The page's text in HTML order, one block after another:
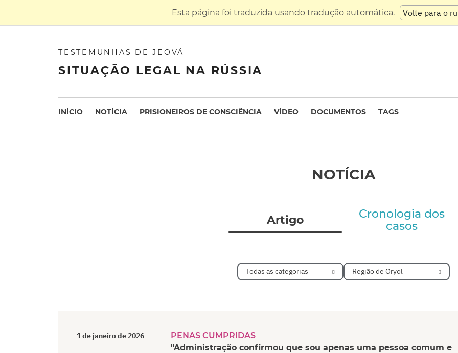
Esta página foi traduzida usando tradução automática. Volte para o
TESTEMUNHAS DE JEOVÁ
SITUAÇÃO LEGAL NA RÚSSIA
INÍCIO NOTÍCIA PRISIONEIROS DE CONSCIÊNCIA VÍDEO DOCUMENTOS TAGS
NOTÍCIA
Artigo
Cronologia dos
casos
Todas as categorias Região de Oryol
1 de janeiro de 2026
PENAS CUMPRIDAS
"Administração confirmou que sou apenas uma pessoa comum e